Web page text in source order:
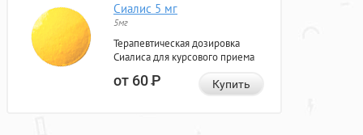
Сиалис 5 мг
5мг
Терапевтическая дозировка
Сиалиса для курсового приема
от 60Р Купить